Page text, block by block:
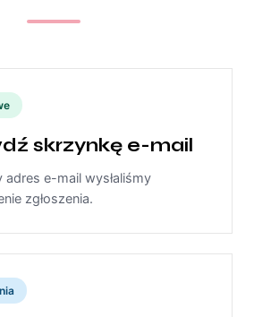
skrzynkę e-mail
adres e-mail wysłaliśmy
zgłoszenia.